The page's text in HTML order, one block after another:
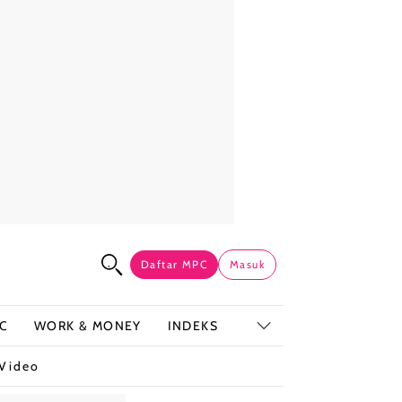
Daftar MPC Masuk
WORK & MONEY INDEKS